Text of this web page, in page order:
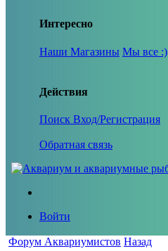
Интересно
Наши Магазины Мы все :)
Действия
Поиск Вход/Регистрация
Обратная связь
Войти
Форум Аквариумистов Назад